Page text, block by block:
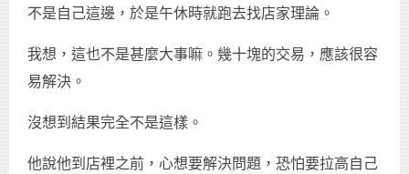
不是自己這邊，於是午休時就跑去找店家理論。
我想，這也不是甚麼大事嘛。幾十塊的交易，應該很容
易解決。
沒想到結果完全不是這樣。
他說他到店裡之前，心想要解決問題，恐怕要拉高自己